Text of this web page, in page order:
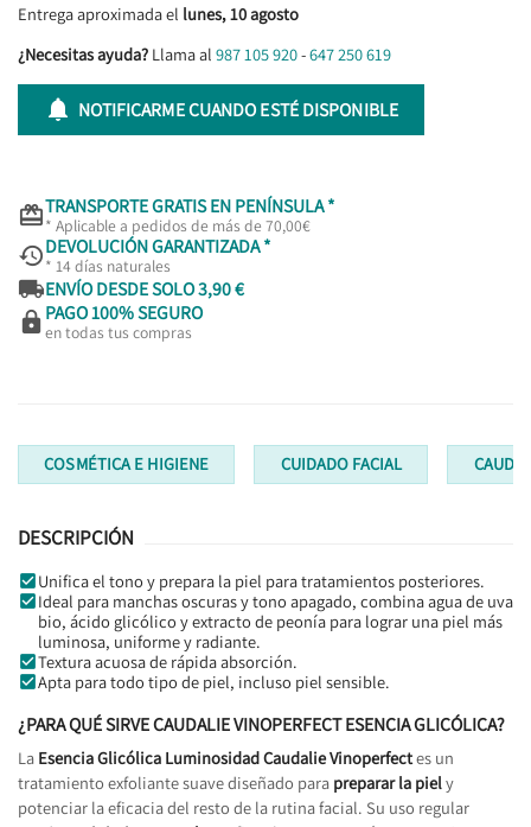
Entrega aproximada el lunes, 10 agosto
¿Necesitas ayuda? Llama al 987 105 920-647 250 619
 NOTIFICARME CUANDO ESTÉ DISPONIBLE
TRANSPORTE GRATIS EN PENÍNSULA *
* Aplicable a pedidos de más de 70,00€
DEVOLUCIÓN GARANTIZADA *
* 14 días naturales
ENVÍO DESDE SOLO 3,90 €
 PAGO 100% SEGURO
en todas tus compras
COSMÉTICA E HIGIENE CUIDADO FACIAL
DESCRIPCIÓN
Unifica el tono y prepara la piel para tratamientos posteriores.
Ideal para manchas oscuras y tono apagado, combina agua de uva
bio, ácido glicólico y extracto de peonía para lograr una piel más
luminosa, uniforme y radiante.
Textura acuosa de rápida absorción.
Apta para todo tipo de piel, incluso piel sensible.
¿PARA QUÉ SIRVE CAUDALIE VINOPERFECT ESENCIA GLICÓLICA?
La Esencia Glicólica Luminosidad Caudalie Vinoperfectes un
tratamiento exfoliante suave diseñado para preparar la piely
potenciar la eficacia del resto de la rutina facial. Su uso regular